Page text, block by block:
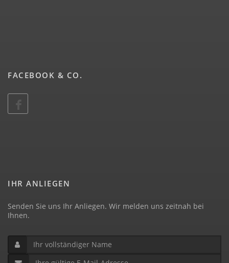
FACEBOOK & CO.
IHR ANLIEGEN
Senden Sie uns Ihr Anliegen. Wir melden uns zeitnah bei
Ihnen.